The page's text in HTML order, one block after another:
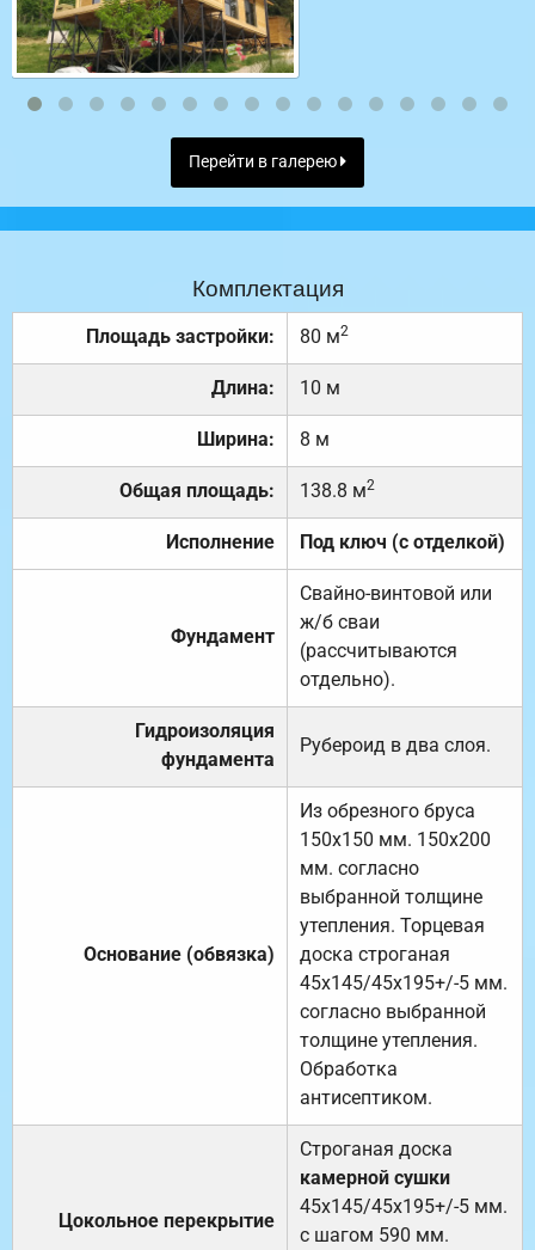
Перейти в галерею
Комплектация
Площадь застройки: 80 м2
Длина: 10 м
Ширина: 8 м
Общая площадь: 138.8 м2
Исполнение Под ключ (с отделкой)
Фундамент
Свайно-винтовой или
ж/б сваи
(рассчитываются
отдельно).
Гидроизоляция
фундамента
Рубероид в два слоя.
Основание (обвязка)
Из обрезного бруса
150х150 мм. 150х200
мм. согласно
выбранной толщине
утепления. Торцевая
доска строганая
45х145/45х195+/-5 мм.
согласно выбранной
толщине утепления.
Обработка
антисептиком.
Цокольное перекрытие
Строганая доска
камерной сушки
45х145/45х195+/-5 мм.
с шагом 590 мм.